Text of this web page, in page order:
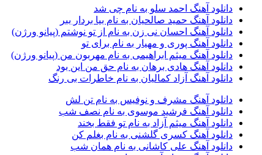
آرش AP و مسیح
29
آرش آج1
آرش آرام1
آرش ای پی2
آرش تشکری1
آرش جلالی و آقا فرا1
آرش حسینی1
آرش خان احمدی
آرش داوری1
آرش رادان1
آرش رستمى1
آرش شعبانی2
آرش عزیزی1
دانلود آهنگ احمد سلو به نام چی شد
دانلود آهنگ حمید صالحیان به نام بیا بردار ببر
دانلود آهنگ احسان نی زن به نام از تو نوشتم (پیانو ورژن)
دانلود آهنگ پوری و مهیار به نام برای تو
دانلود آهنگ میثم ابراهیمی به نام مهربون من (پیانو ورژن)
دانلود آهنگ هادی برهان به نام حق من این بود
دانلود آهنگ آزاد کمالیان به نام خاطرات بی رنگ
دانلود آهنگ مشرف و نوفیس به نام تن لش
دانلود آهنگ فرشید موسوی به نام نصف شب
دانلود آهنگ میثم آزاد به نام تو فقط بخند
دانلود آهنگ کسری گلشنی به نام بغلم کن
دانلود آهنگ علی کاشانی به نام همان شب